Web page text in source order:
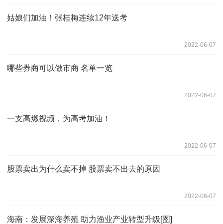
姑娘们加油！张桂梅连续12年送考
2022-06-07
哪些券商可以做市商 名单一览
2022-06-07
一支高燃视频，为高考加油！
2022-06-07
股票卖出为什么卖不掉 股票卖不出去的原因
2022-06-07
海南：发展深海养殖 助力渔业产业转型升级[图]